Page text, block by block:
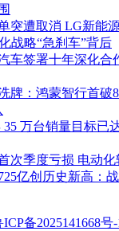
突遭取消 LG新能
战略“急刹车”背后
车签署十年深化合
牌：鸿蒙智行首破
35 万台销量目标已
次季度亏损 电动化
亿创历史新高：
ICP备2025141668号-